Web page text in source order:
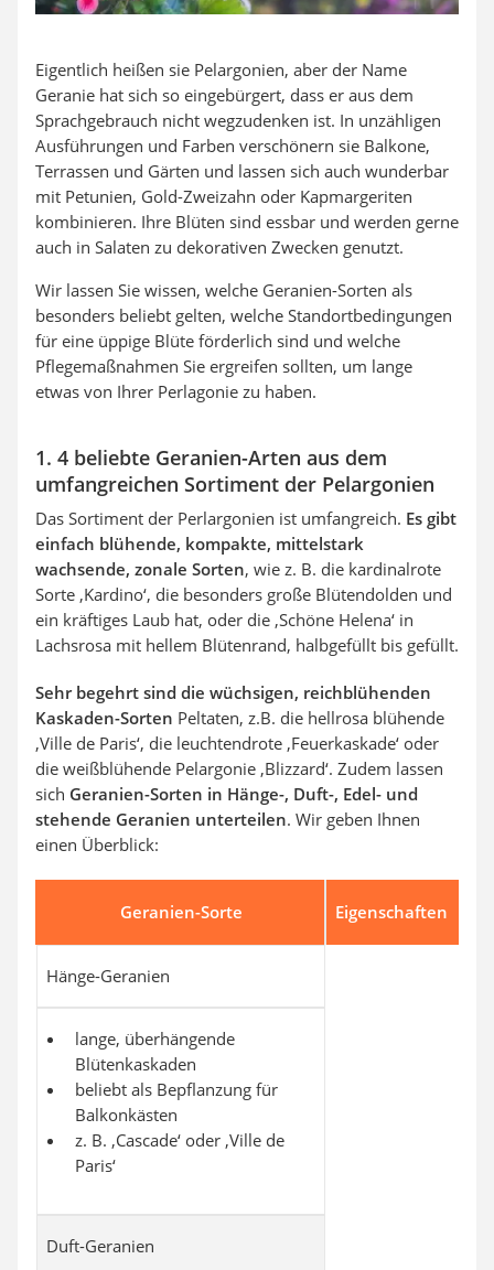
Eigentlich heißen sie Pelargonien, aber der Name
Geranie hat sich so eingebürgert, dass er aus dem
Sprachgebrauch nicht wegzudenken ist. In unzähligen
Ausführungen und Farben verschönern sie Balkone,
Terrassen und Gärten und lassen sich auch wunderbar
mit Petunien, Gold-Zweizahn oder Kapmargeriten
kombinieren. Ihre Blüten sind essbar und werden gerne
auch in Salaten zu dekorativen Zwecken genutzt.
Wir lassen Sie wissen, welche Geranien-Sorten als
besonders beliebt gelten, welche Standortbedingungen
für eine üppige Blüte förderlich sind und welche
Pflegemaßnahmen Sie ergreifen sollten, um lange
etwas von Ihrer Perlagonie zu haben.
1. 4 beliebte Geranien-Arten aus dem
umfangreichen Sortiment der Pelargonien
Das Sortiment der Perlargonien ist umfangreich. Es gibt
einfach blühende, kompakte, mittelstark
wachsende, zonale Sorten, wie z. B. die kardinalrote
Sorte ‚Kardino‘, die besonders große Blütendolden und
ein kräftiges Laub hat, oder die ‚Schöne Helena‘ in
Lachsrosa mit hellem Blütenrand, halbgefüllt bis gefüllt.
Sehr begehrt sind die wüchsigen, reichblühenden
Kaskaden-Sorten Peltaten, z.B. die hellrosa blühende
‚Ville de Paris‘, die leuchtendrote ‚Feuerkaskade‘ oder
die weißblühende Pelargonie ‚Blizzard‘. Zudem lassen
sich Geranien-Sorten in Hänge-, Duft-, Edel- und
stehende Geranien unterteilen. Wir geben Ihnen
einen Überblick:
Geranien-Sorte Eigenschaften
Hänge-Geranien
lange, überhängende
Blütenkaskaden
beliebt als Bepflanzung für
Balkonkästen
z. B. ‚Cascade‘ oder ‚Ville de
Paris‘
Duft-Geranien